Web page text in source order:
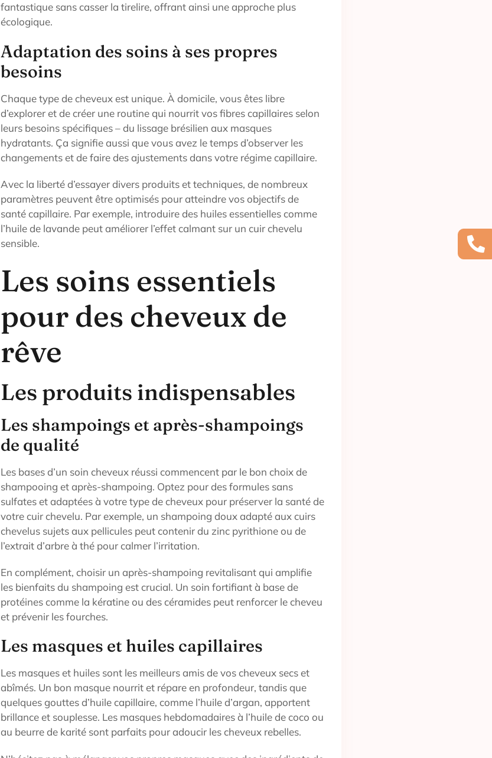
fantastique sans casser la tirelire, offrant ainsi une approche plus
écologique.
Adaptation des soins à ses propres
besoins
Chaque type de cheveux est unique. À domicile, vous êtes libre
d’explorer et de créer une routine qui nourrit vos fibres capillaires selon
leurs besoins spécifiques – du lissage brésilien aux masques
hydratants. Ça signifie aussi que vous avez le temps d’observer les
changements et de faire des ajustements dans votre régime capillaire.
Avec la liberté d’essayer divers produits et techniques, de nombreux
paramètres peuvent être optimisés pour atteindre vos objectifs de
santé capillaire. Par exemple, introduire des huiles essentielles comme
l’huile de lavande peut améliorer l’effet calmant sur un cuir chevelu
sensible.
Les soins essentiels
pour des cheveux de
rêve
Les produits indispensables
Les shampoings et après-shampoings
de qualité
Les bases d’un soin cheveux réussi commencent par le bon choix de
shampooing et après-shampoing. Optez pour des formules sans
sulfates et adaptées à votre type de cheveux pour préserver la santé de
votre cuir chevelu. Par exemple, un shampoing doux adapté aux cuirs
chevelus sujets aux pellicules peut contenir du zinc pyrithione ou de
l’extrait d’arbre à thé pour calmer l’irritation.
En complément, choisir un après-shampoing revitalisant qui amplifie
les bienfaits du shampoing est crucial. Un soin fortifiant à base de
protéines comme la kératine ou des céramides peut renforcer le cheveu
et prévenir les fourches.
Les masques et huiles capillaires
Les masques et huiles sont les meilleurs amis de vos cheveux secs et
abîmés. Un bon masque nourrit et répare en profondeur, tandis que
quelques gouttes d’huile capillaire, comme l’huile d’argan, apportent
brillance et souplesse. Les masques hebdomadaires à l’huile de coco ou
au beurre de karité sont parfaits pour adoucir les cheveux rebelles.